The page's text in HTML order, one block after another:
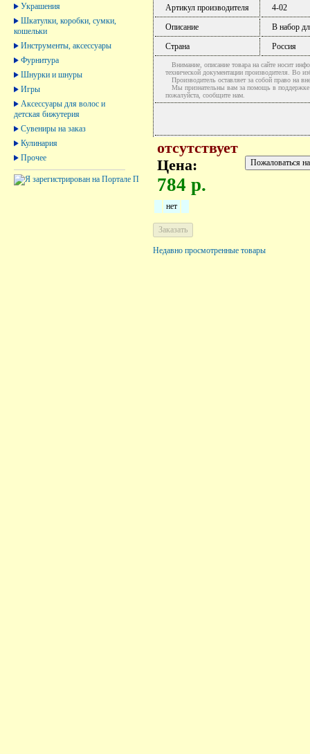
Украшения
Шкатулки, коробки, сумки,
кошельки
Инструменты, аксессуары
Фурнитура
Шнурки и шнуры
Игры
Аксессуары для волос и
детская бижутерия
Сувениры на заказ
Кулинария
Прочее
Артикул производителя
4-02
Описание
В набор
Страна
Россия
Внимание, описание товара на сайте носит
технической документации производителя. Во
Производитель оставляет за собой право на
Мы признательны вам за помощь в поддержке
пожалуйста, сообщите нам.
отсутствует
Цена:
784 р.
нет
Недавно просмотренные товары